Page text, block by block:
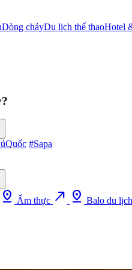
Dòng chảyDu lịch thể thaoHotel
#Sapa
pin_drop Ẩm thực north_east pin_drop Balo du lịch